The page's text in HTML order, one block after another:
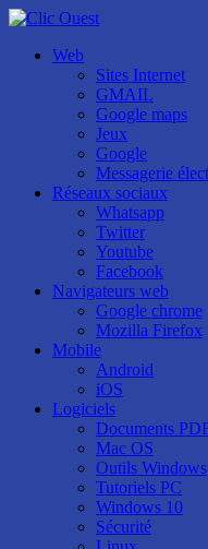
Web
Sites Internet
GMAIL
Google maps
Jeux
Google
Messagerie
Réseaux sociaux
Whatsapp
Twitter
Youtube
Facebook
Navigateurs web
Google chrome
Mozilla Firefox
Mobile
Android
iOS
Logiciels
Documents
Mac OS
Outils Windows
Tutoriels PC
Windows 10
Sécurité